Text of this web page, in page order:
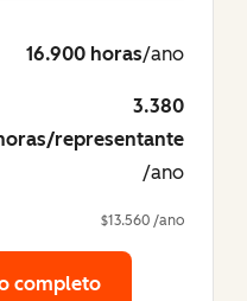
16.900 horas/ano
3.380
representante
/ano
$13.560 /ano
completo